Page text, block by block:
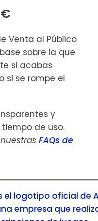
€
Venta al Público
sobre la que
si acabas
si se rompe el
y
de uso.
FAQs de